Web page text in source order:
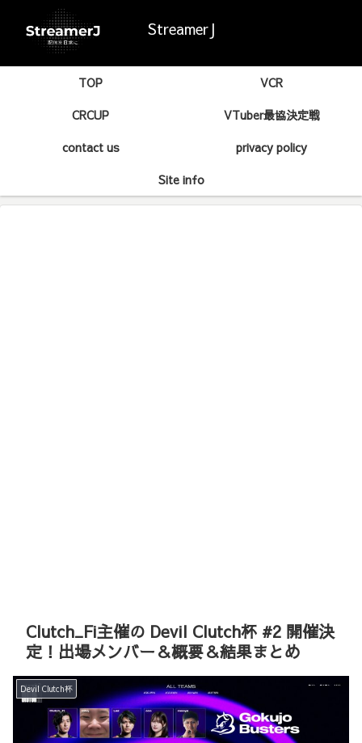
StreamerJ
TOP
VCR
CRCUP
VTuber最協決定戦
contact us
privacy policy
Site info
Clutch_Fi主催の Devil Clutch杯 #2 開催決
定！出場メンバー＆概要＆結果まとめ
Devil Clutch杯